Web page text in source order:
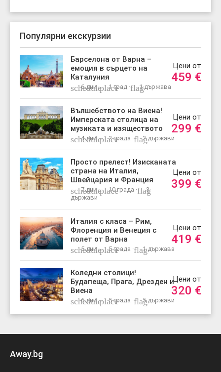
Популярни екскурзии
Барселона от Варна –
емоция в сърцето на
Каталуния
schedule
6 дни ·place1 град ·flag1 държава
Цени от
459 €
Вълшебството на Виена!
Имперската столица на
музиката и изяществото
schedule
4 дни ·place2 града ·flag2 държави
Цени от
299 €
Просто прелест! Изисканата
страна на Италия,
Швейцария и Франция
schedule
7 дни ·place10 града ·flag
3
държави
Цени от
399 €
Италия с класа – Рим,
Флоренция и Венеция с
полет от Варна
schedule
5 дни ·place5 града ·flag1 държава
Цени от
419 €
Коледни столици!
Будапеща, Прага, Дрезден и
Виена
schedule
6 дни ·place5 града ·flag5 държави
Цени от
320 €
Away.bg